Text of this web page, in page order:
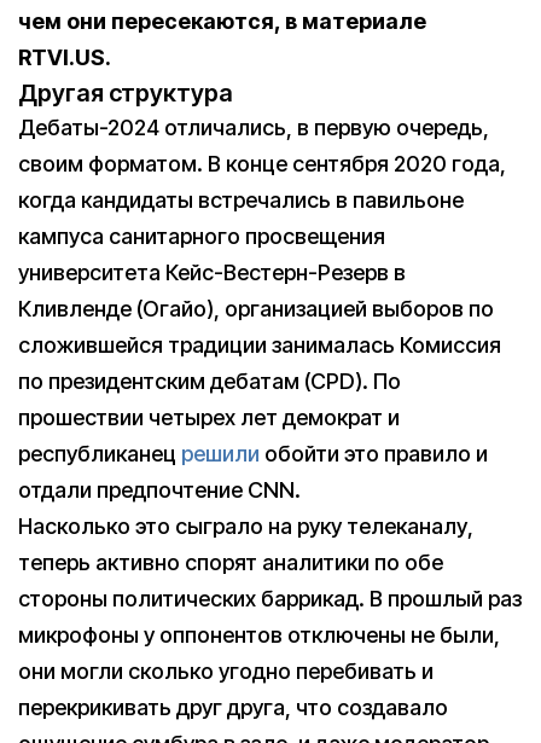
чем они пересекаются, в материале
RTVI.US.
Другая структура
Дебаты-2024 отличались, в первую очередь,
своим форматом. В конце сентября 2020 года,
когда кандидаты встречались в павильоне
кампуса санитарного просвещения
университета Кейс-Вестерн-Резерв в
Кливленде (Огайо), организацией выборов по
сложившейся традиции занималась Комиссия
по президентским дебатам (CPD). По
прошествии четырех лет демократ и
республиканец решили обойти это правило и
отдали предпочтение CNN.
Насколько это сыграло на руку телеканалу,
теперь активно спорят аналитики по обе
стороны политических баррикад. В прошлый раз
микрофоны у оппонентов отключены не были,
они могли сколько угодно перебивать и
перекрикивать друг друга, что создавало